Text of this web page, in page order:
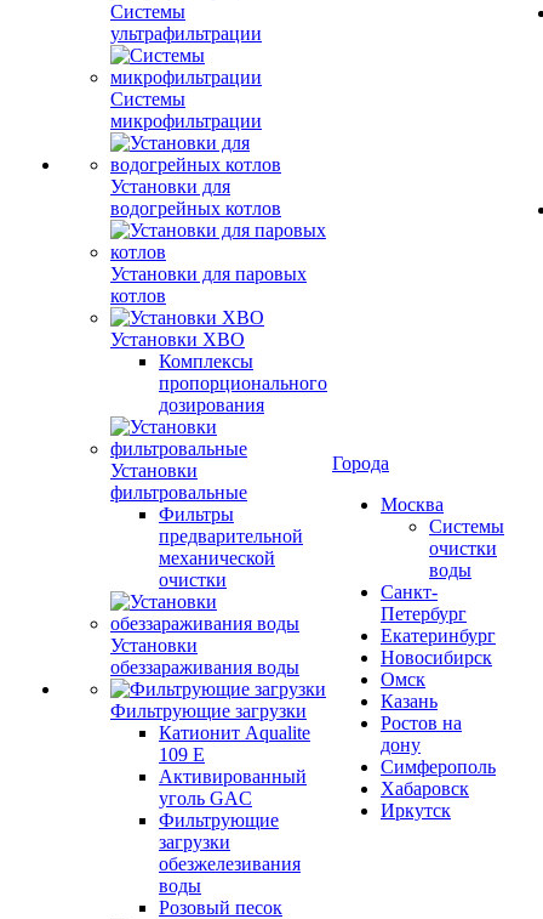
Системы
ультрафильтрации
Системы
микрофильтрации
Установки для
водогрейных котлов
Установки для паровых
котлов
Установки ХВО
Комплексы
пропорционального
дозирования
Установки
фильтровальные
Фильтры
предварительной
механической
очистки
Установки
обеззараживания воды
Фильтрующие загрузки
Катионит Aqualite
109 E
Активированный
уголь GAC
Фильтрующие
загрузки
обезжелезивания
воды
Розовый песок
Города
Москва
Системы
очистки
воды
Санкт-
Петербург
Екатеринбург
Новосибирск
Омск
Казань
Ростов на
дону
Симферополь
Хабаровск
Иркутск